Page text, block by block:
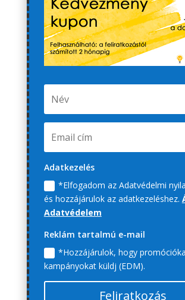
Adatkezelés
*Elfogadom az Adatvédelmi
és hozzájárulok az adatkezeléshez.
Adatvédelem
Reklám tartalmú e-mail
*Hozzájárulok, hogy
kampányokat küldj (EDM).
Feliratkozás